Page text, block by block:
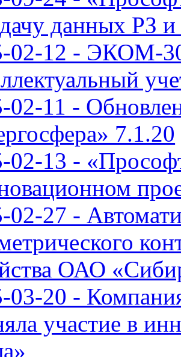
данных РЗ
02-12 - ЭКОМ-
02-11 -
7.1.20
02-13 -
02-27 -
ОАО
03-20 -
участие в